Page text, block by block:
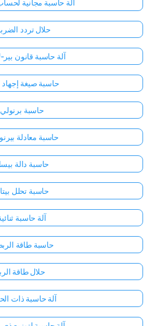
آلة حاسبة مجانية
حلال تردد
آلة حاسبة قانون
حاسبة صيغة إجهاد
حاسبة برنولي
حاسبة معادلة
حاسبة دالة
حاسبة تحلل
آلة حاسبة
حاسبة طاقة
حلال طاقة
آلة حاسبة ذات